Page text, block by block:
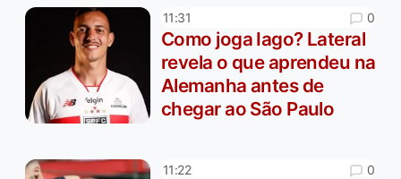
11:31 0
Como joga Iago? Lateral
revela o que aprendeu na
Alemanha antes de
chegar ao São Paulo
11:22 0